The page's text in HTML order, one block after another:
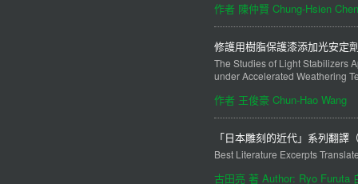
作者 陳仲賢 Chung-Hsien Chen
修護用樹脂保護漆添加光安定
The Studies of Light Stabilizers
under Accelerated Weathering
作者 王俊豪 Chun-Hao Wang
「日本雕刻的近代」系列翻譯
Best Literature Excerpts
古田亮 著 Author: Ryo Furuta